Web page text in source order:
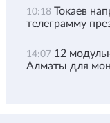
10:18 Токаев
телеграмму
14:07 12
Алматы для